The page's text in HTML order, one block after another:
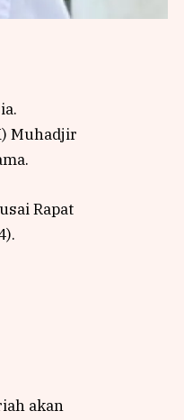
Muhadjir
Rapat
akan